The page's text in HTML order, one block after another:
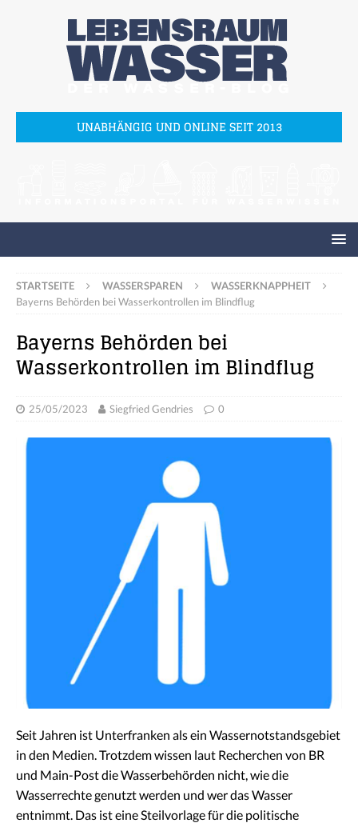
UNABHÄNGIG UND ONLINE SEIT 2013
STARTSEITE WASSERSPAREN
WASSERKNAPPHEIT
Bayerns Behörden bei Wasserkontrollen im Blindflug
Bayerns Behörden bei
Wasserkontrollen im Blindflug
25/05/2023 Siegfried Gendries 0
Seit Jahren ist Unterfranken als ein Wassernotstandsgebiet
in den Medien. Trotzdem wissen laut Recherchen von BR
und Main-Post die Wasserbehörden nicht, wie die
Wasserrechte genutzt werden und wer das Wasser
entnimmt. Das ist eine Steilvorlage für die politische